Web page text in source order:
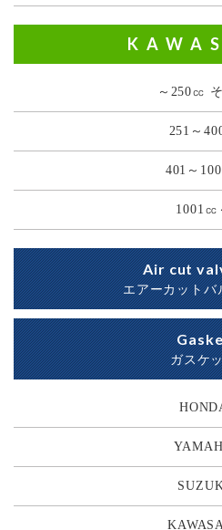
～250㏄
251～
401～
1001㏄
Air cut
エアーカットバ
ガスケ